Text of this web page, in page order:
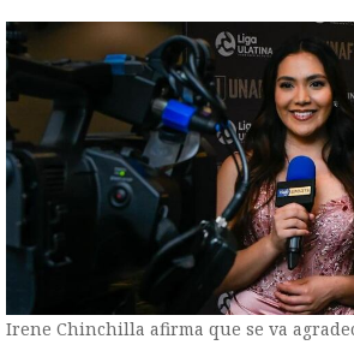
Irene Chinchilla afirma que se va